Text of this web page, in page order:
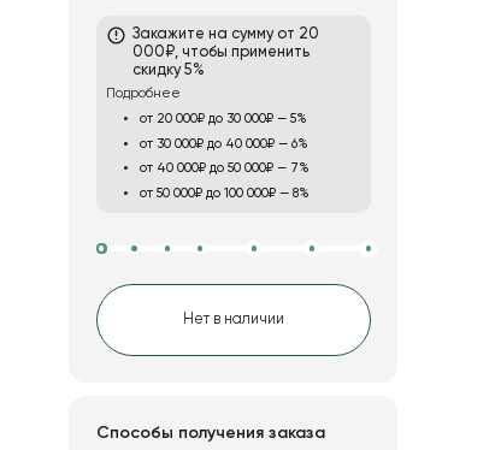
Закажите на сумму от 20
000₽, чтобы применить
скидку 5%
Подробнее
от 20 000₽ до 30 000₽ — 5%
от 30 000₽ до 40 000₽ — 6%
от 40 000₽ до 50 000₽ — 7%
от 50 000₽ до 100 000₽ — 8%
Нет в наличии
Способы получения заказа